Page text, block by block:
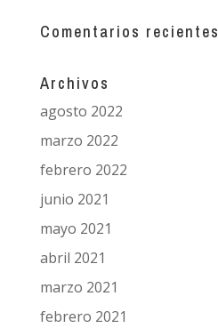
Comentarios recientes
Archivos
agosto 2022
marzo 2022
febrero 2022
junio 2021
mayo 2021
abril 2021
marzo 2021
febrero 2021